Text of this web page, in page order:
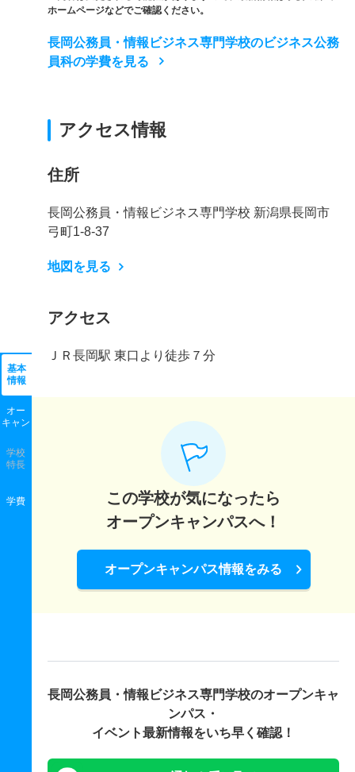
基本
情報
オー
キャン
学校
特長
学費
ホームページなどでご確認ください。
長岡公務員・情報ビジネス専門学校のビジネス公務
員科の学費を見る
アクセス情報
住所
長岡公務員・情報ビジネス専門学校 新潟県長岡市
弓町1-8-37
地図を見る
アクセス
ＪＲ長岡駅 東口より徒歩７分
この学校が気になったら
オープンキャンパスへ！
オープンキャンパス情報をみる
長岡公務員・情報ビジネス専門学校のオープンキャ
ンパス・
イベント最新情報をいち早く確認！